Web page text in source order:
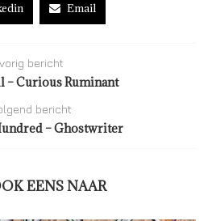
Email
vorig bericht
– Curious Ruminant
bericht
– Ghostwriter
EENS NAAR